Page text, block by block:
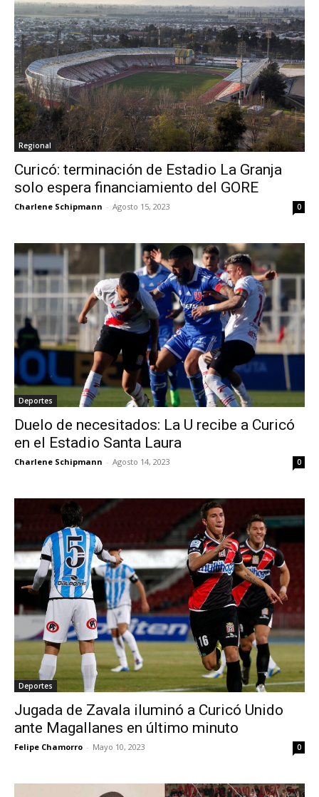
Regional
Curicó: terminación de Estadio La Granja
solo espera financiamiento del GORE
Charlene Schipmann - Agosto 15, 2023 0
Deportes
Duelo de necesitados: La U recibe a Curicó
en el Estadio Santa Laura
Charlene Schipmann - Agosto 14, 2023 0
Deportes
Jugada de Zavala iluminó a Curicó Unido
ante Magallanes en último minuto
Felipe Chamorro - Mayo 10, 2023 0